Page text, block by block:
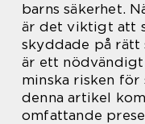
barns säkerhet.
är det viktigt att
skyddade på rätt
är ett
minska risken för
denna artikel
omfattande